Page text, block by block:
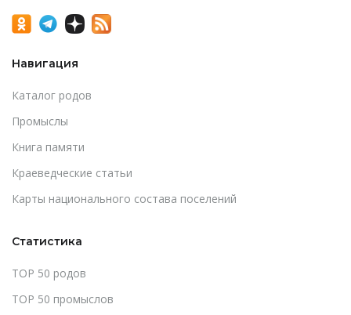
Навигация
Каталог родов
Промыслы
Книга памяти
Краеведческие статьи
Карты национального состава поселений
Статистика
TOP 50 родов
TOP 50 промыслов